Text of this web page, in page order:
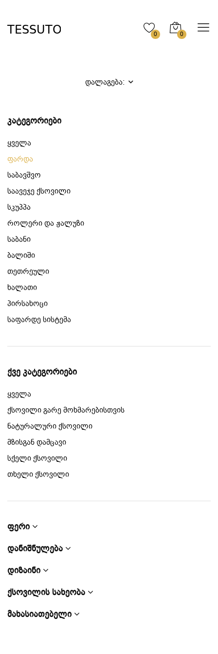
0 0
კატეგორიები
ყველა
ფარდა
საბავშვო
საავეჯე ქსოვილი
სკუპპა
როლერი და ჟალუზი
საბანი
ბალიში
თეთრეული
ხალათი
პირსახოცი
საფარდე სისტემა
ქვე კატეგორიები
ყველა
ქსოვილი გარე მოხმარებისთვის
ნატურალური ქსოვილი
მზისგან დამცავი
სქელი ქსოვილი
თხელი ქსოვილი
ფერი
დანიშნულება
დიზაინი
ქსოვილის სახეობა
მახასიათებელი
დალაგება: